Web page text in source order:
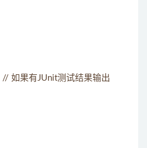
如果有JUnit测试结果输出